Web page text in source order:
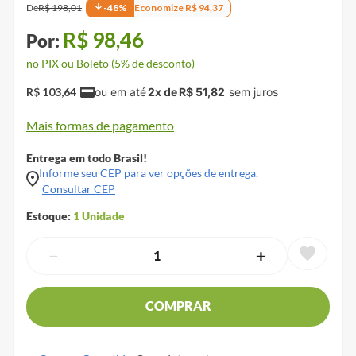
DeR$198,01 -48% Economize R$ 94,37
R$ 98,46
no PIX ou Boleto (5% de desconto)
R$ 103,64 2x deR$ 51,82
Mais formas de pagamento
Entrega em todo Brasil!
Informe seu CEP para ver opções de entrega.
Consultar CEP
Estoque: 1Unidade
＋
－
COMPRAR